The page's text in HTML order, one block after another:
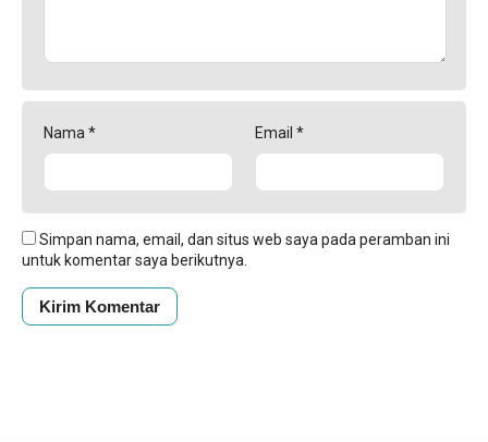
Nama * Email *
Simpan nama, email, dan situs web saya pada peramban ini
untuk komentar saya berikutnya.